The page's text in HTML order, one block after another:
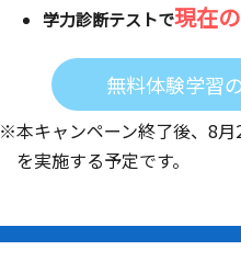
学力診断テストで現在
無料体験学習
※本キャンペーン終了後、 8月
を実施する予定です。